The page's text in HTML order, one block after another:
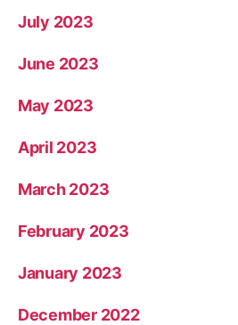
July 2023
June 2023
May 2023
April 2023
March 2023
February 2023
January 2023
December 2022